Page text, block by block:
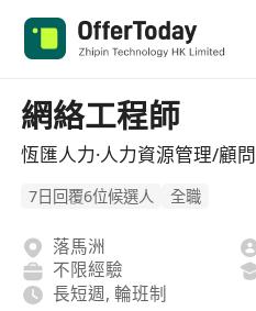
網絡工程師
恆匯人力·人力資源管理/顧問
7日回覆6位候選人 全職
落馬洲
不限經驗
長短週, 輪班制